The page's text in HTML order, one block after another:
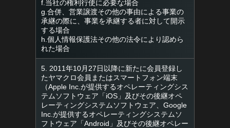
f.当社の権利行使に必要な場合
g.合併、営業譲渡その他の事由による事業の
承継の際に、事業を承継する者に対して開示
する場合
h.個人情報保護法その他の法令により認めら
れた場合
5. 2011年10月27日以降に新たに会員登録し
たヤマクロ会員またはスマートフォン端末
（Apple Inc.が提供するオペレーティングシス
テムソフトウェア「iOS」及びその後継オペ
レーティングシステムソフトウェア、Google
Inc.が提供するオペレーティングシステムソ
フトウェア「Android」及びその後継オペレー